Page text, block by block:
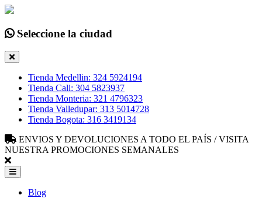
Seleccione la ciudad
Tienda Medellin: 324 5924194
Tienda Cali: 304 5823937
Tienda Monteria: 321 4796323
Tienda Valledupar: 313 5014728
Tienda Bogota: 316 3419134
ENVIOS Y DEVOLUCIONES A TODO EL PAÍS / VISITA
NUESTRA PROMOCIONES SEMANALES
Blog